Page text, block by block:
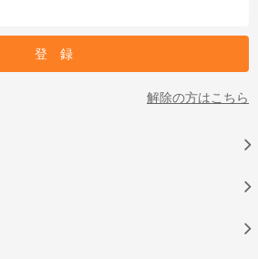
解除の方はこちら